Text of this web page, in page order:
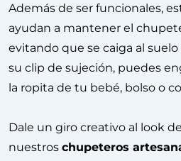
Además de ser funcionales,
ayudan a mantener el
evitando que se caiga al suelo
su clip de sujeción, puedes
la ropita de tu bebé, bolso o
Dale un giro creativo al look
nuestros chupeteros